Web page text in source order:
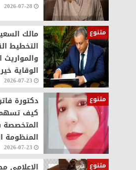
2026-07-28
متنوع
مالك
التخطيط
والمواريث
الوقاية
2026-07-23
متنوع
دكتورة
كيف تسهم
المنظومة
المنزلية..
2026-07-23
متنوع